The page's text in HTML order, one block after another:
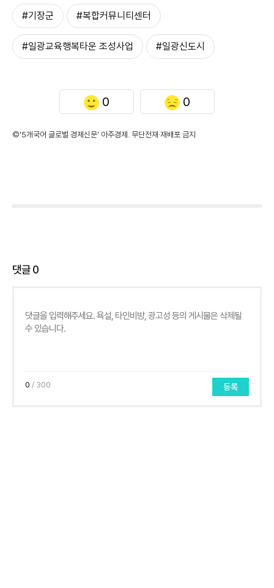
#기장군 #복합커뮤니티센터
#일광교육행복타운 조성사업 #일광신도시
0 0
©'5개국어 글로벌 경제신문' 아주경제. 무단전재·재배포 금지
댓글0
0 / 300 등록